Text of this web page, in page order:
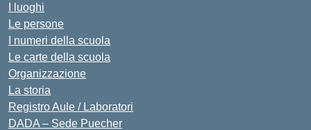
I luoghi
Le persone
I numeri della scuola
Le carte della scuola
Organizzazione
La storia
Registro Aule / Laboratori
DADA – Sede Puecher